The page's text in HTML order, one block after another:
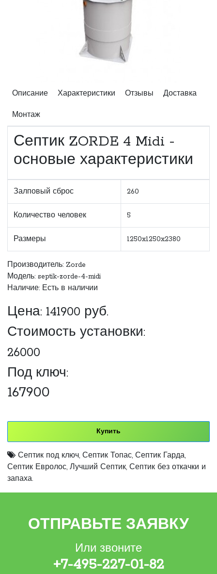
Описание Характеристики Отзывы Доставка
Монтаж
Септик ZORDE 4 Midi -
основые характеристики
Залповый сброс 260
Количество человек 5
Размеры 1250x1250x2380
Производитель: Zorde
Модель: septik-zorde-4-midi
Наличие: Есть в наличии
Цена: 141900 руб.
Стоимость установки:
26000
Под ключ:
167900
Купить
Септик под ключ, Септик Топас, Септик Гарда,
Септик Евролос, Лучший Септик, Септик без откачки и
запаха.
ОТПРАВЬТЕ ЗАЯВКУ
Или звоните
+7-495-227-01-82